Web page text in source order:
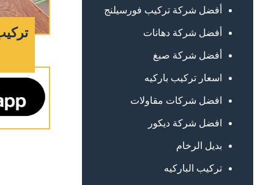
أفضل شركة تركيب فورسيلنج
أفضل شركة دهانات
أفضل شركة صبغ
اسعار تركيب باركيه
افضل شركات مقاولات
افضل شركة ديكور
بديل الرخام
تركيب الباركيه